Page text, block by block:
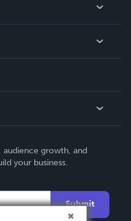
audience growth, and
your business.
Submit